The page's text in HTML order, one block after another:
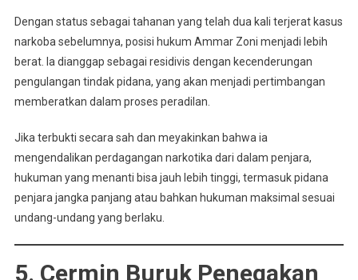
Dengan status sebagai tahanan yang telah dua kali terjerat kasus
narkoba sebelumnya, posisi hukum Ammar Zoni menjadi lebih
berat. Ia dianggap sebagai residivis dengan kecenderungan
pengulangan tindak pidana, yang akan menjadi pertimbangan
memberatkan dalam proses peradilan.
Jika terbukti secara sah dan meyakinkan bahwa ia
mengendalikan perdagangan narkotika dari dalam penjara,
hukuman yang menanti bisa jauh lebih tinggi, termasuk pidana
penjara jangka panjang atau bahkan hukuman maksimal sesuai
undang-undang yang berlaku.
5. Cermin Buruk Penegakan